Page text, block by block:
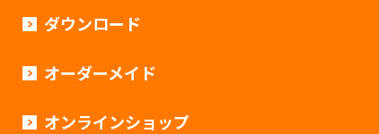
ダウンロード
オーダーメイド
オンラインショップ